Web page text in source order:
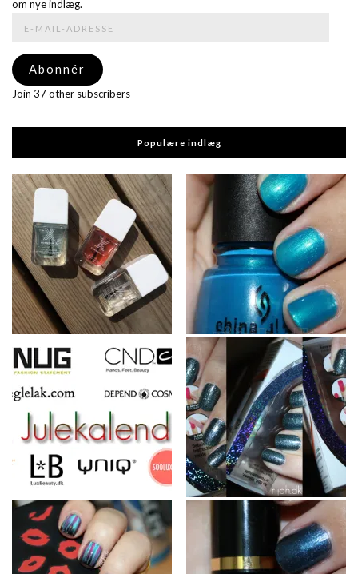
om nye indlæg.
mail-
adresse
Abonnér
Join 37 other subscribers
Populære indlæg